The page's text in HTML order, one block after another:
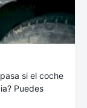
si el coche
Puedes